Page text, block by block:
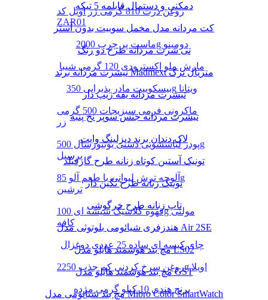
روغن ذرت 810 گرمی زر اویل کد
ZAR01
ماست پر چرب 2000g دومینو
مارش ملو اکسترودی 120 گرمی شیبا
بیسکوییت مادر پذیرایی 350g ویتانا
ماکرونی فرمی سبزیجات 500 گرمی
زر
پودر لباسشویی دستی یونیورسال 500g
پرسیل
آلوچه ترش لیوانی با طعم آلو 85g
ترشین
قهوه کلاسیک شیشه ای 100g مولتی
کافه
چای کیسه ای ساده 25 عددی دوغزال
روغن سرخ کردنی کم جذب 2250g اویلا
برنج هندی 10 کیلو گرمی مژده
دمکنی و دستمال قابلمه 5 تیکه
کت مردانه مدل مخمل سوییت بدون آستر
تی شرت مردانه طرح دو رنگ
تیشرت مردانه برند Madmext متریال ترک
تیشرت مردانه یقه زیپ دار
تیشرت مردانه جنس سوپر نخ پنبه
لاک دندان برند دیزلینگ وایت
تونیک آستین کوتاه زنانه طرح گارفیلد
تونیک زنانه طرح نگین دار
تاپ زنانه طرح خرگوشی
هندزفری شیائومی بلوتوثی مدل Air 2SE
مچ بند هوشمند هایلو مدل LS02
مچ بند هوشمند هایلو مدل GST
مچ بند شیائومی مدل Mibro Color SmartWatch